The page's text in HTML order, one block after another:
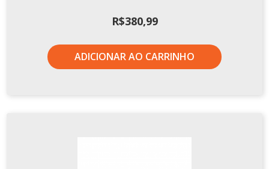
R$380,99
ADICIONAR AO CARRINHO